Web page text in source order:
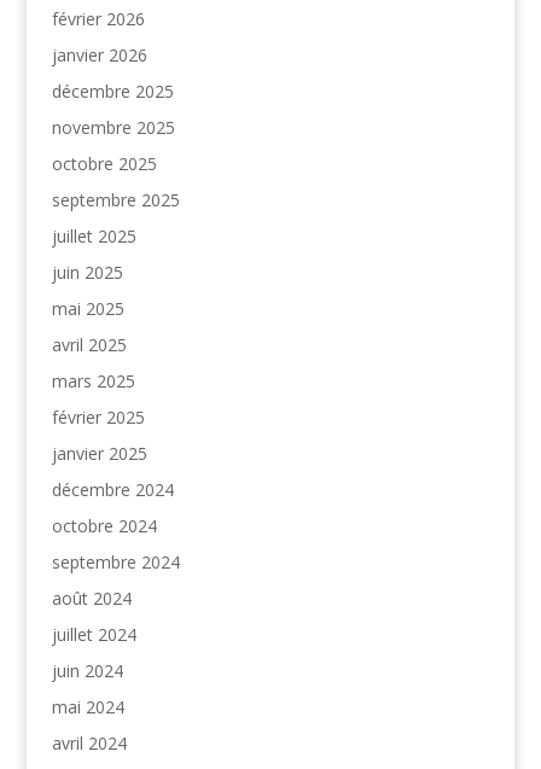
février 2026
janvier 2026
décembre 2025
novembre 2025
octobre 2025
septembre 2025
juillet 2025
juin 2025
mai 2025
avril 2025
mars 2025
février 2025
janvier 2025
décembre 2024
octobre 2024
septembre 2024
août 2024
juillet 2024
juin 2024
mai 2024
avril 2024